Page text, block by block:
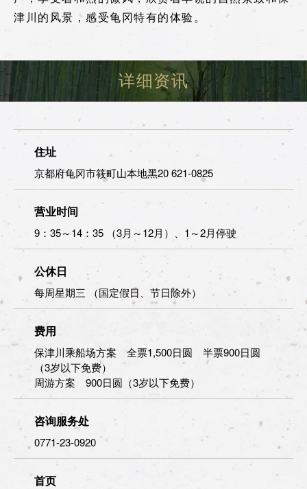
嵯峨地区
保津峡地区
龟冈地区
此处预订票券
津川的风景，感受龟冈特有的体验。
详细资讯
住址
京都府龟冈市筱町山本地黑20 621-0825
营业时间
9：35～14：35 （3月～12月）、1～2月停驶
公休日
每周星期三 （国定假日、节日除外）
费用
保津川乘船场方案 全票1,500日圆 半票900日圆
（3岁以下免费）
周游方案 900日圆（3岁以下免费）
咨询服务处
0771-23-0920
首页